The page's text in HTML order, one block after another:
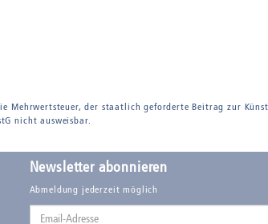
Mehrwertsteuer, der staatlich geforderte Beitrag zur
nicht ausweisbar.
Newsletter abonnieren
Abmeldung jederzeit möglich
Email-